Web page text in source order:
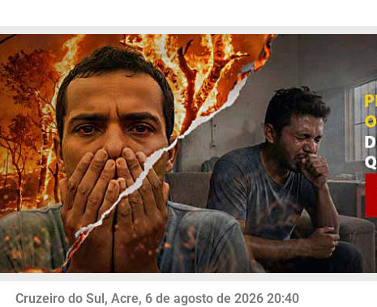
Cruzeiro do Sul, Acre, 6 de agosto de 2026 20:40